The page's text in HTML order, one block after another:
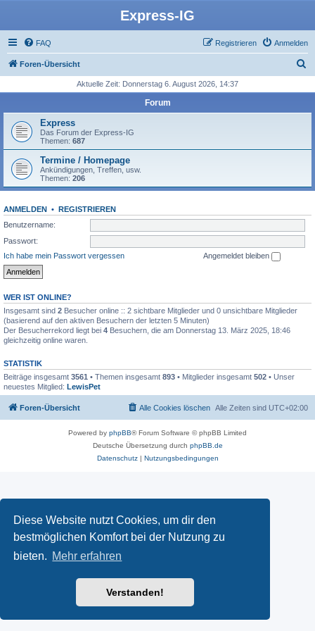
Diese Website nutzt Cookies, um dir den
bestmöglichen Komfort bei der Nutzung zu
bieten. Mehr erfahren
Verstanden!
Express-IG
FAQ Anmelden
Registrieren
Foren-Übersicht
h
Aktuelle Zeit: Donnerstag 6. August 2026, 14:37
Forum
Express
Das Forum der Express-IG
Themen: 687
Termine / Homepage
Ankündigungen, Treffen, usw.
Themen: 206
ANMELDEN • REGISTRIEREN
Benutzername:
Passwort:
Ich habe mein Passwort vergessen
Angemeldet bleiben
WER IST ONLINE?
Insgesamt sind 2 Besucher online :: 2 sichtbare Mitglieder und 0 unsichtbare Mitglieder
(basierend auf den aktiven Besuchern der letzten 5 Minuten)
Der Besucherrekord liegt bei 4 Besuchern, die am Donnerstag 13. März 2025, 18:46
gleichzeitig online waren.
STATISTIK
Beiträge insgesamt 3561 • Themen insgesamt 893 • Mitglieder insgesamt 502 • Unser
neuestes Mitglied: LewisPet
Foren-Übersicht Alle Zeiten sind UTC+02:00
Alle Cookies löschen
Powered by phpBB® Forum Software © phpBB Limited
Deutsche Übersetzung durch phpBB.de
Datenschutz| Nutzungsbedingungen